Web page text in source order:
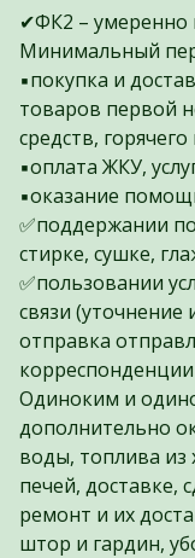
✔ФК2 –
Минимальный
▪️покупка и
товаров первой
средств,
▪️оплата ЖКУ,
▪️оказание
✅поддержании
стирке, сушке,
✅пользовании
связи
отправка
корреспонденции
Одиноким и
дополнительно
воды, топлива
печей, доставке,
ремонт и их
штор и гардин,